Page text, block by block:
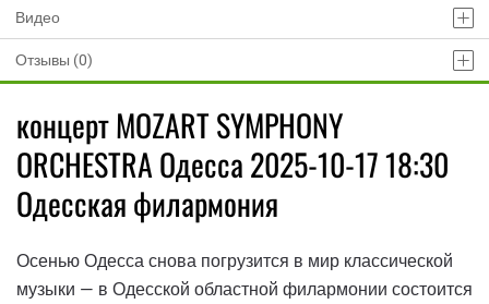
Видео
Отзывы (0)
концерт MOZART SYMPHONY
ORCHESTRA Одесса 2025-10-17 18:30
Одесская филармония
Осенью Одесса снова погрузится в мир классической
музыки — в Одесской областной филармонии состоится